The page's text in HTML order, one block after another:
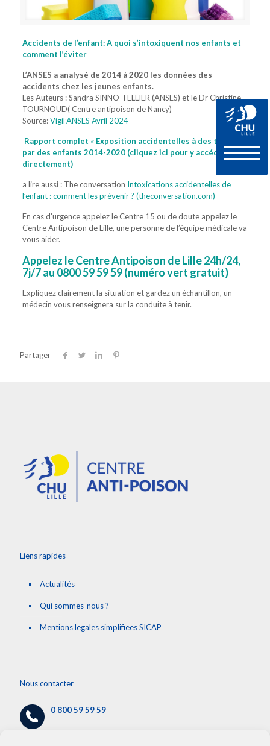
Accidents de l’enfant: A quoi s’intoxiquent nos enfants et
comment l’éviter
L’ANSES a analysé de 2014 à 2020 les données des
accidents chez les jeunes enfants.
Les Auteurs : Sandra SINNO-TELLIER (ANSES) et le Dr Christine
TOURNOUD( Centre antipoison de Nancy)
Source:Vigil’ANSES Avril 2024
Rapport complet « Exposition accidentelles à des toxiques
par des enfants 2014-2020 (cliquez ici pour y accéder
directement)
a lire aussi : The conversation Intoxications accidentelles de
l’enfant : comment les prévenir ? (theconversation.com)
En cas d’urgence appelez le Centre 15 ou de doute appelez le
Centre Antipoison de Lille, une personne de l’équipe médicale va
vous aider.
Appelez le Centre Antipoison de Lille 24h/24,
7j/7 au 0800 59 59 59(numéro vert gratuit)
Expliquez clairement la situation et gardez un échantillon, un
médecin vous renseignera sur la conduite à tenir.
Partager
Liens rapides
Actualités
Qui sommes-nous ?
Mentions legales simplifiees SICAP
Nous contacter
0 800 59 59 59